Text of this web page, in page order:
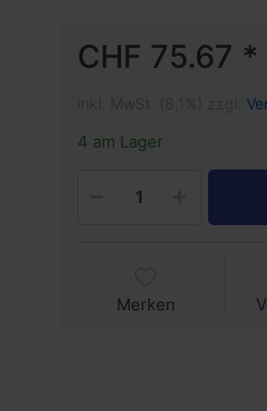
CHF 75.67 *
4 am Lager
Merken